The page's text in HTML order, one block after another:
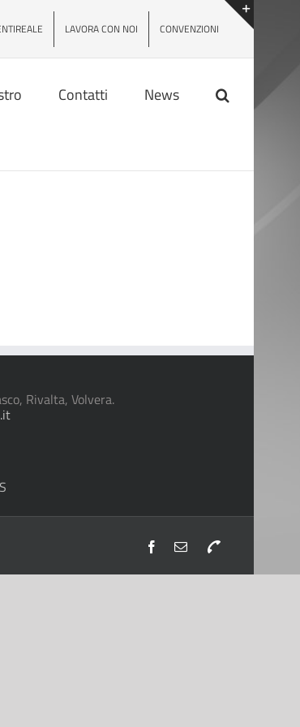
LAVORA CON NOI CONVENZIONI
Contatti News
Rivalta, Volvera.
FacebookEmailTelefono
Toggle